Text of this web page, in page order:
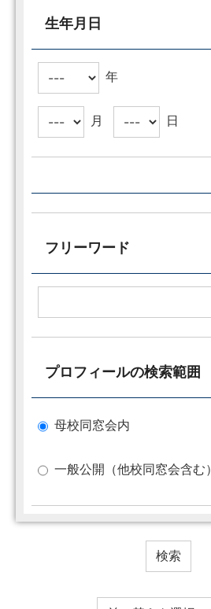
生年月日
年
月 日
フリーワード
プロフィールの検索範囲
母校同窓会内
一般公開（他校同窓会含む）